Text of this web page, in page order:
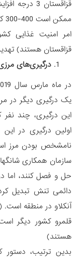
قزاقستان 3
امر امنیت غذایی
قزاقستان هستند)
درگیری‌های
یک درگیری دیگر در
اولین درگیری در
نامشخص بودن مرز
سازمان همکاری
حل و فصل کنند، اما
دائمی تنش تبدیل
آنکلاو در منطقه
قلمرو کشور دیگر
هستند)
بدین ترتیب، دستور